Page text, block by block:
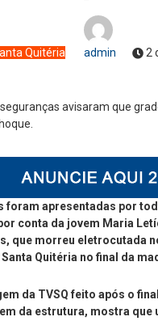
Quitéria admin
2
foram apresentadas por
conta da jovem Maria
que morreu eletrocutada
Quitéria no final da
da TVSQ feito após o
da estrutura, mostra que